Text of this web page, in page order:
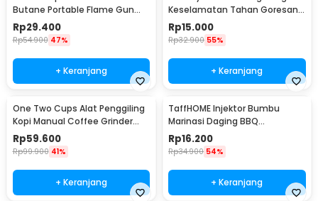
Butane Portable Flame Gun
Adjustable - 807
Rp29.400
Rp54.900 47%
+ Keranjang
Keselamatan Tahan Goresan
Pisau - EN388
Rp15.000
Rp32.900 55%
+ Keranjang
One Two Cups Alat Penggiling
Kopi Manual Coffee Grinder
Portable - WFCG9800
Rp59.600
Rp99.900 41%
+ Keranjang
TaffHOME Injektor Bumbu
Marinasi Daging BBQ
Seasoning Injector - HC117
Rp16.200
Rp34.900 54%
+ Keranjang